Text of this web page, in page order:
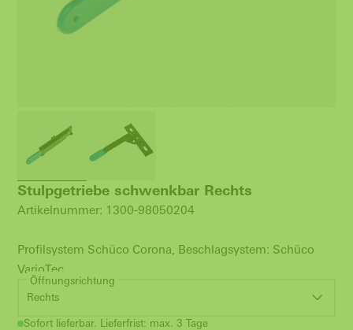
Stulpgetriebe schwenkbar Rechts
Artikelnummer: 1300-98050204
Profilsystem Schüco Corona, Beschlagsystem: Schüco
VarioTec
Öffnungsrichtung
Rechts
Sofort lieferbar. Lieferfrist: max. 3 Tage